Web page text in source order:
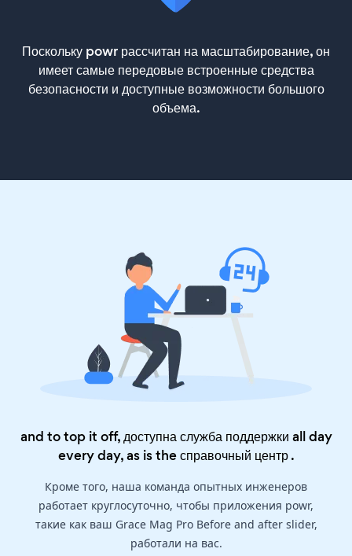
Поскольку powr рассчитан на масштабирование, он
имеет самые передовые встроенные средства
безопасности и доступные возможности большого
объема.
and to top it off, доступна служба поддержки all day
every day, as is theсправочный центр.
Кроме того, наша команда опытных инженеров
работает круглосуточно, чтобы приложения powr,
такие как ваш Grace Mag Pro Before and after slider,
работали на вас.